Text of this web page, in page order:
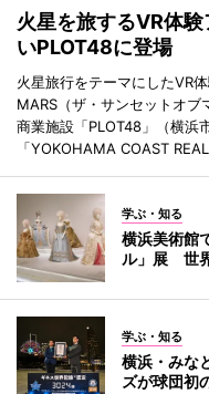
火星を旅するVR体
いPLOT48に登場
火星旅行をテーマにしたVR
MARS（ザ・サンセットオ
商業施設「PLOT48」（横浜
「YOKOHAMA COAST
学ぶ・知る
横浜美術館
ル」展 世
学ぶ・知る
横浜・みな
ズが球団初